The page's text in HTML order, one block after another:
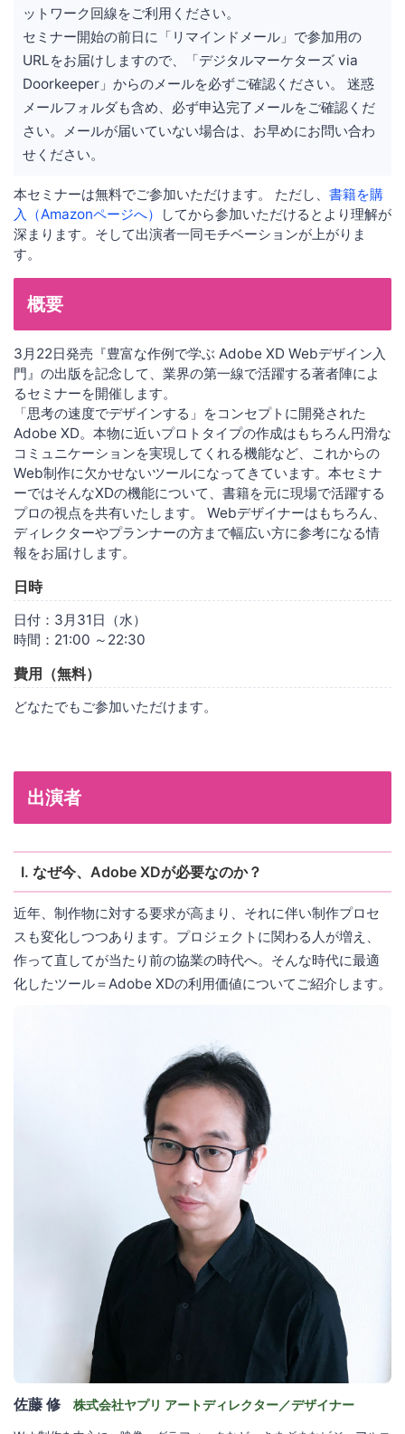
ットワーク回線をご利用ください。
セミナー開始の前日に「リマインドメール」で参加用の
URLをお届けしますので、「デジタルマーケターズ via
Doorkeeper」からのメールを必ずご確認ください。 迷惑
メールフォルダも含め、必ず申込完了メールをご確認くだ
さい。メールが届いていない場合は、お早めにお問い合わ
せください。
本セミナーは無料でご参加いただけます。 ただし、 書籍を購
入（Amazonページへ）
してから参加いただけるとより理解が
深まります。そして出演者一同モチベーションが上がりま
す。
概要
3月22日発売『豊富な作例で学ぶ Adobe XD Webデザイン入
門』の出版を記念して、業界の第一線で活躍する著者陣によ
るセミナーを開催します。
「思考の速度でデザインする」をコンセプトに開発された
Adobe XD。本物に近いプロトタイプの作成はもちろん円滑な
コミュニケーションを実現してくれる機能など、これからの
Web制作に欠かせないツールになってきています。本セミナ
ーではそんなXDの機能について、書籍を元に現場で活躍する
プロの視点を共有いたします。 Webデザイナーはもちろん、
ディレクターやプランナーの方まで幅広い方に参考になる情
報をお届けします。
日時
日付：3月31日（水）
時間：21:00 ～22:30
費用（無料）
どなたでもご参加いただけます。
出演者
Ⅰ. なぜ今、Adobe XDが必要なのか？
近年、制作物に対する要求が高まり、それに伴い制作プロセ
スも変化しつつあります。プロジェクトに関わる人が増え、
作って直してが当たり前の協業の時代へ。そんな時代に最適
化したツール＝Adobe XDの利用価値についてご紹介します。
佐藤 修 株式会社ヤプリ アートディレクター／デザイナー